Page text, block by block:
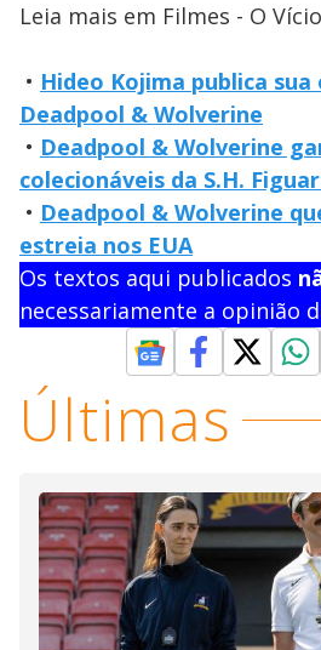
Leia mais em Filmes - O Vício
• Hideo Kojima publica
Deadpool & Wolverine
• Deadpool & Wolverine
colecionáveis da S.H.
• Deadpool & Wolverine
estreia nos EUA
Os textos aqui publicados
necessariamente a opinião
Últimas